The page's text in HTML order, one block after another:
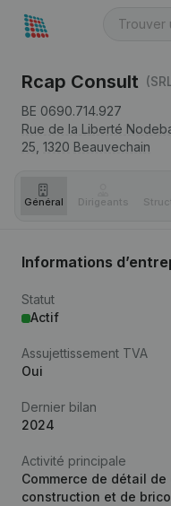
Rcap Consult
BE 0690.714.927
Rue de la Liberté
25, 1320 Beauvechain
Général Dirigeants
Informations
Statut
Actif
Assujettissement TVA
Oui
Dernier bilan
2024
Activité principale
Commerce de détail
construction et de